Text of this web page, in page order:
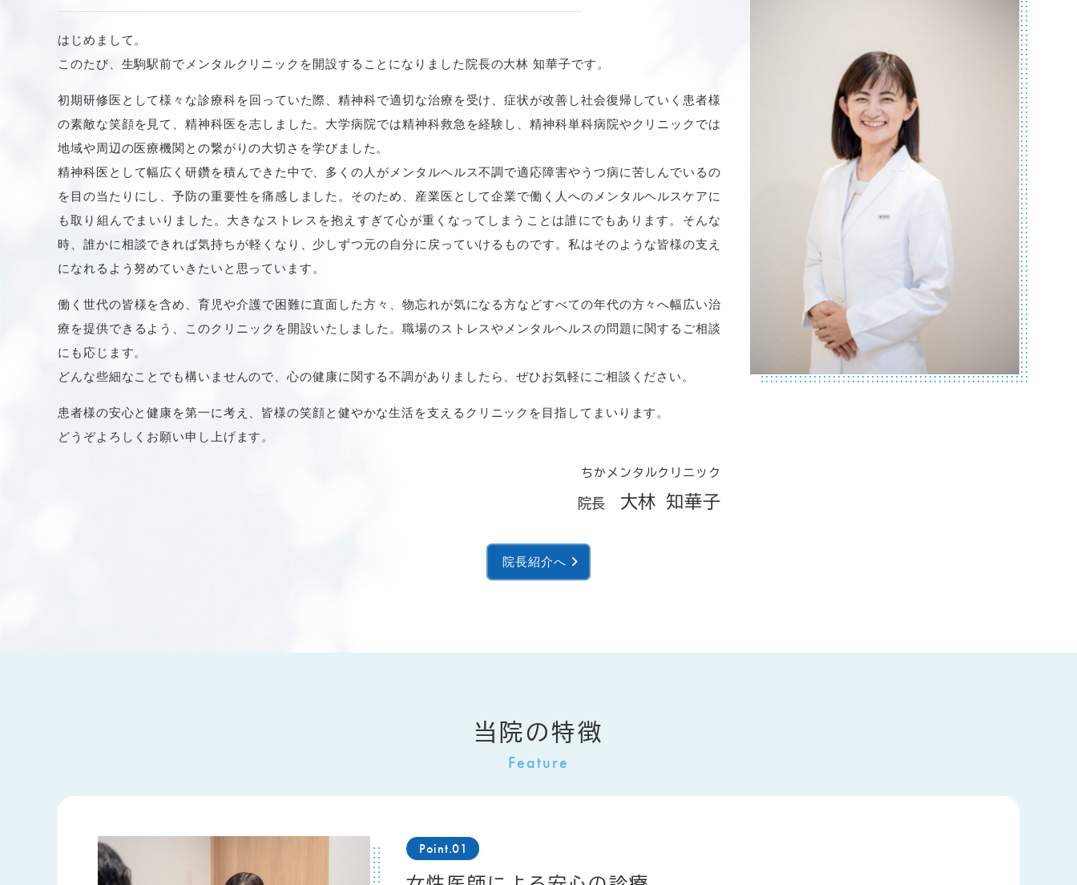
2025.09.12
2025.03.04 お知らせ
毎週木曜午前、臨床心理士による心理検査(WAIS-IV)を行っています。
ご自身の発達特性が気になる方は、ぜひお問合せ下さい。
検査概要
実施日：2025年4月3日(木)以降、毎週木曜日午前
所要時間：約2時間
対象年齢：16歳以上
費用：22,000円（税込）（自費診療となります。）
はじめまして。
このたび、生駒駅前でメンタルクリニックを開設することになりました院長の大林 知華子です。
初期研修医として様々な診療科を回っていた際、精神科で適切な治療を受け、症状が改善し社会復帰していく患者様
の素敵な笑顔を見て、精神科医を志しました。大学病院では精神科救急を経験し、精神科単科病院やクリニックでは
地域や周辺の医療機関との繋がりの大切さを学びました。
精神科医として幅広く研鑽を積んできた中で、多くの人がメンタルヘルス不調で適応障害やうつ病に苦しんでいるの
を目の当たりにし、予防の重要性を痛感しました。そのため、産業医として企業で働く人へのメンタルヘルスケアに
も取り組んでまいりました。大きなストレスを抱えすぎて心が重くなってしまうことは誰にでもあります。そんな
時、誰かに相談できれば気持ちが軽くなり、少しずつ元の自分に戻っていけるものです。私はそのような皆様の支え
になれるよう努めていきたいと思っています。
働く世代の皆様を含め、育児や介護で困難に直面した方々、物忘れが気になる方などすべての年代の方々へ幅広い治
療を提供できるよう、このクリニックを開設いたしました。職場のストレスやメンタルヘルスの問題に関するご相談
にも応じます。
どんな些細なことでも構いませんので、心の健康に関する不調がありましたら、ぜひお気軽にご相談ください。
患者様の安心と健康を第一に考え、皆様の笑顔と健やかな生活を支えるクリニックを目指してまいります。
どうぞよろしくお願い申し上げます。
ちかメンタルクリニック
院長 大林 知華子
院長紹介へ
当院の特徴
Point.01